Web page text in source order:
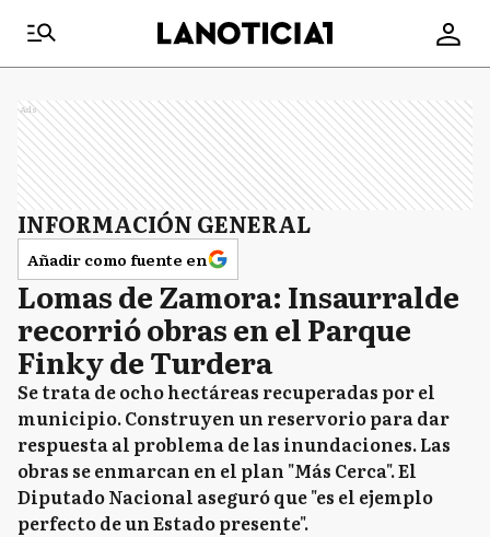
Ads
INFORMACIÓN GENERAL
Añadir como fuente en
Lomas de Zamora: Insaurralde
recorrió obras en el Parque
Finky de Turdera
Se trata de ocho hectáreas recuperadas por el
municipio. Construyen un reservorio para dar
respuesta al problema de las inundaciones. Las
obras se enmarcan en el plan "Más Cerca". El
Diputado Nacional aseguró que "es el ejemplo
perfecto de un Estado presente".